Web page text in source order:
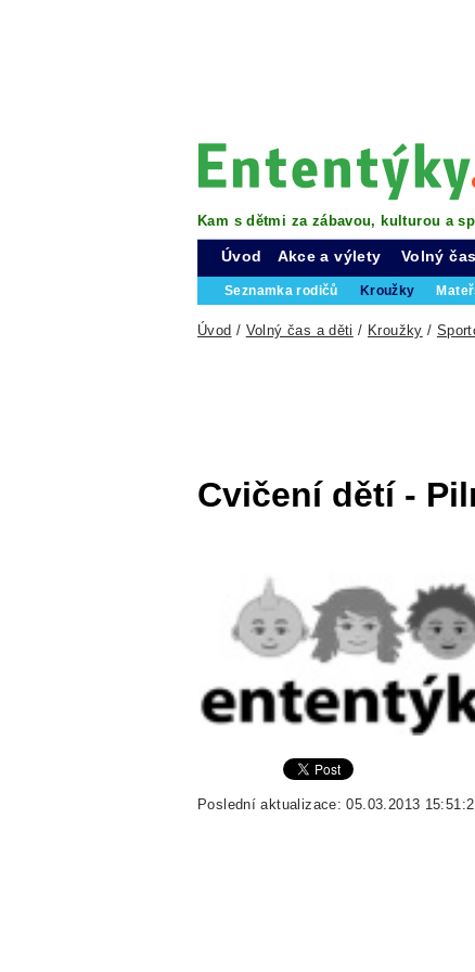
Kam s dětmi za zábavou, kulturou a
Úvod Akce a výlety Volný
Seznamka rodičů Kroužky
Úvod / Volný čas a děti / Kroužky /
Cvičení dětí -
Poslední aktualizace: 05.03.2013